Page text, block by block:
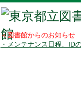
＜図書館からのお知らせ
・メンテナンス日程、ID